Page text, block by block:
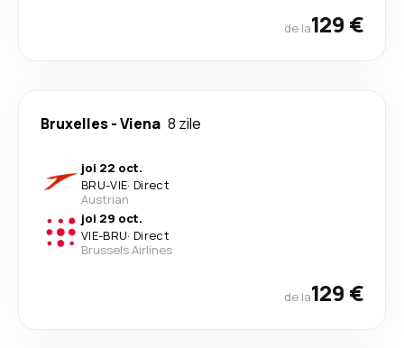
de la129 €
Bruxelles-Viena 8 zile
joi 22 oct.
BRU-VIE· Direct
Austrian
joi 29 oct.
VIE-BRU· Direct
Brussels Airlines
de la129 €